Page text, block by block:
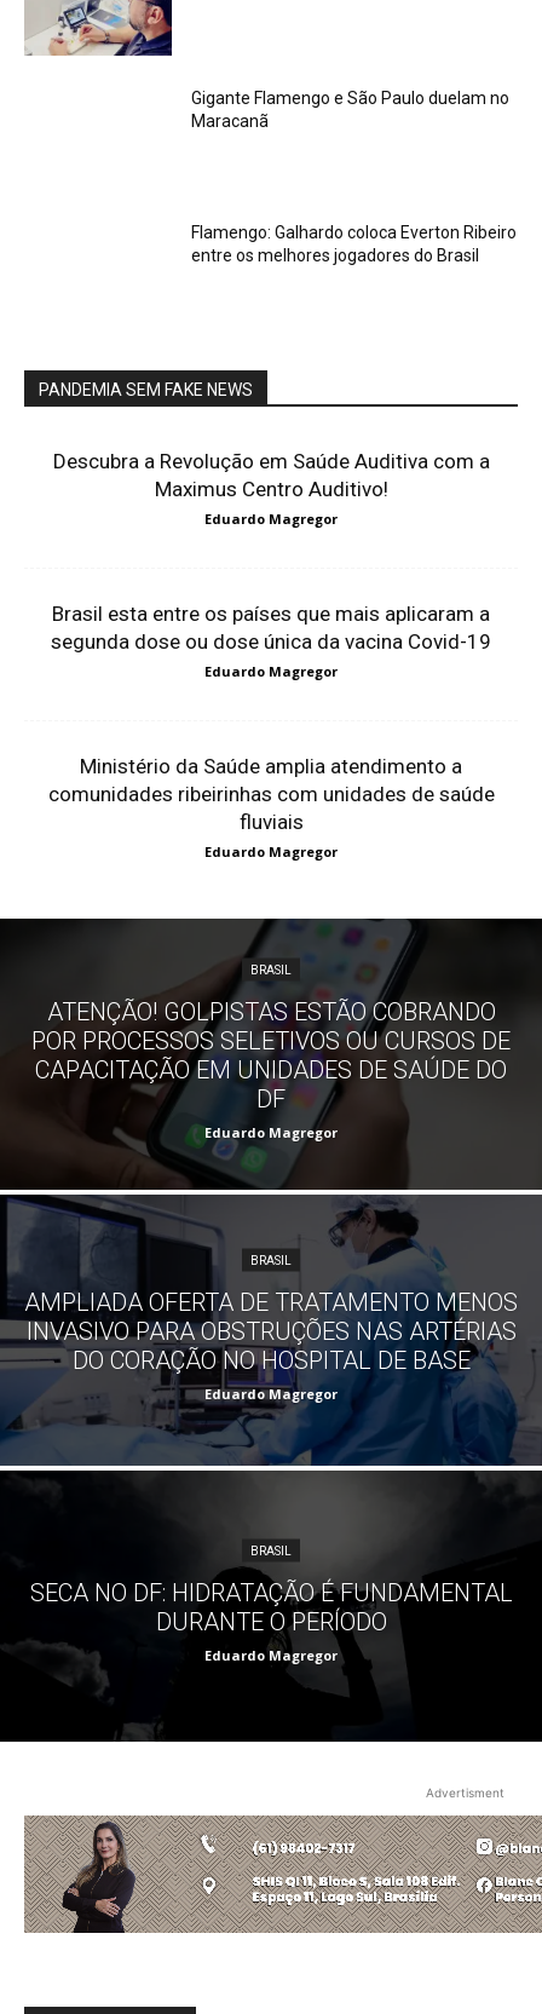
Gigante Flamengo e São Paulo duelam no
Maracanã
Flamengo: Galhardo coloca Everton Ribeiro
entre os melhores jogadores do Brasil
PANDEMIA SEM FAKE NEWS
Descubra a Revolução em Saúde Auditiva com a
Maximus Centro Auditivo!
Eduardo Magregor
Brasil esta entre os países que mais aplicaram a
segunda dose ou dose única da vacina Covid-19
Eduardo Magregor
Ministério da Saúde amplia atendimento a
comunidades ribeirinhas com unidades de saúde
fluviais
Eduardo Magregor
BRASIL
ATENÇÃO! GOLPISTAS ESTÃO COBRANDO
POR PROCESSOS SELETIVOS OU CURSOS DE
CAPACITAÇÃO EM UNIDADES DE SAÚDE DO
DF
Eduardo Magregor
BRASIL
AMPLIADA OFERTA DE TRATAMENTO MENOS
INVASIVO PARA OBSTRUÇÕES NAS ARTÉRIAS
DO CORAÇÃO NO HOSPITAL DE BASE
Eduardo Magregor
BRASIL
SECA NO DF: HIDRATAÇÃO É FUNDAMENTAL
DURANTE O PERÍODO
Eduardo Magregor
Advertisment